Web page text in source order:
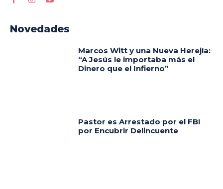
Novedades
Marcos Witt y una Nueva Herejía:
“A Jesús le importaba más el
Dinero que el Infierno”
Pastor es Arrestado por el FBI
por Encubrir Delincuente